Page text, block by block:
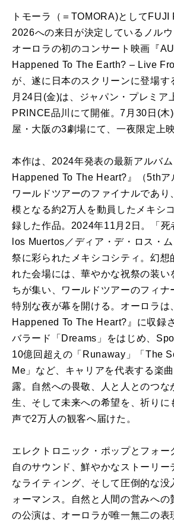
トモーラ（＝TOMORA)として
2026への来日が決定しているノルウ
オーロラの初のコンサート映画『
Happened To The Earth? – Live
が、遂に日本のスクリーンに登場す
月24日(金)は、ジャパン・プレミア
PRINCE品川にて開催。7月30日(木
屋・大阪の3劇場にて、一夜限定上
本作は、2024年発表の最新アルバ
Happened To The Heart?』（5thア
ワールドツアーのファイナルであり
模となる約2万人を動員したメキシ
録した作品。2024年11月2日。「
los Muertos／ディア・デ・ロス・
祭に彩られたメキシコシティ。幻想
れた会場には、華やかな祝祭の装い
ちが集い、ワールドツアーのフィナ
特別な夜が幕を開ける。オーロラは
Happened To The Heart?』に収録
バラード「Dreams」をはじめ、
10億回超えの「Runaway」「The
Me」など、キャリアを代表する楽
露。自然への畏敬、人と人とのつな
生、そして未来への希望を、祈りに
声で2万人の観客へ届けた。
エレクトロニック・ポップとフォー
自のサウンド、鮮やかなストーリー
なライティング、そして圧倒的な没
ォーマンス。自然と人間の営みへの
の公演は、オーロラが唯一無二の表